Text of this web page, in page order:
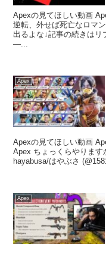
Apexの見てほしい動画
逆転、外せば死亡なロマ
出るよな↓記事の続きはリ
—...
Apex
Apexの見てほしい動画
Apex ちょっくらやりま
hayabusa/はやぶさ
Apex